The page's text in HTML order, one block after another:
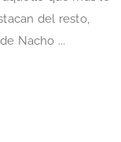
del resto,
Nacho ...